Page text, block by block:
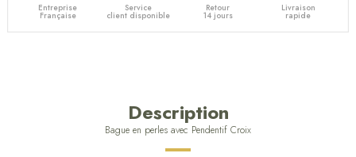
Entreprise
Française
Service
client disponible
Retour
14 jours
Livraison
rapide
Description
Bague en perles avec Pendentif Croix